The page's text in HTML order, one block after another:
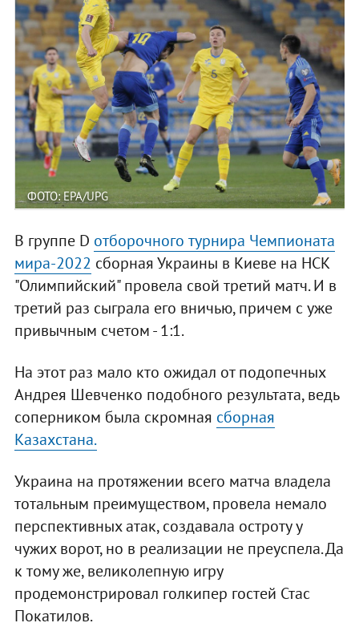
ФОТО: EPA/UPG
В группе D отборочного турнира Чемпионата
мира-2022 сборная Украины в Киеве на НСК
"Олимпийский" провела свой третий матч. И в
третий раз сыграла его вничью, причем с уже
привычным счетом - 1:1.
На этот раз мало кто ожидал от подопечных
Андрея Шевченко подобного результата, ведь
соперником была скромная сборная
Казахстана.
Украина на протяжении всего матча владела
тотальным преимуществом, провела немало
перспективных атак, создавала остроту у
чужих ворот, но в реализации не преуспела. Да
к тому же, великолепную игру
продемонстрировал голкипер гостей Стас
Покатилов.